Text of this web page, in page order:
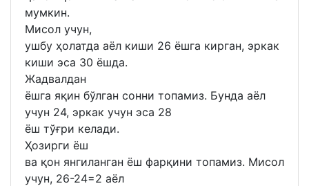
мумкин.
Мисол учун,
ушбу ҳолатда аёл киши 26 ёшга кирган, эркак
киши эса 30 ёшда.
Жадвалдан
ёшга яқин бўлган сонни топамиз. Бунда аёл
учун 24, эркак учун эса 28
ёш тўғри келади.
Ҳозирги ёш
ва қон янгиланган ёш фарқини топамиз. Мисол
учун, 26-24=2 аёл